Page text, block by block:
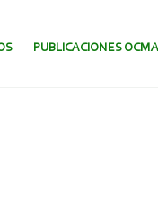
PUBLICACIONES